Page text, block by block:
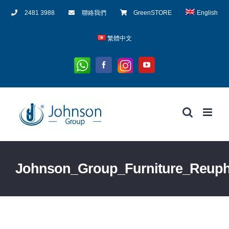
2481 3988 聯絡我們 GreenSTORE English
繁體中文
Whatsapp
Facebook
Instagram
YouTube